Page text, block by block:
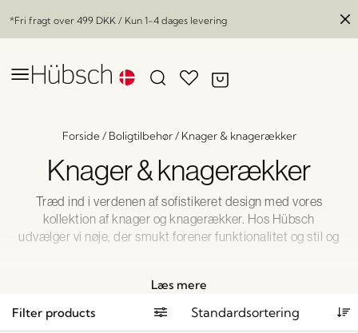
*Fri fragt over 499 DKK / Kun 1-4 dages levering
Forside/ Boligtilbehør/ Knager & knagerækker
Knager & knagerækker
Træd ind i verdenen af sofistikeret design med vores
kollektion af knager og knagerækker. Hos Hübsch
udvælger vi nøje, der smukt forener funktionalitet og stil og
knagerække udstråler moderne æstetik, enestående
håndværk og et strejf af unik charme. Højn din bolig med
vores unikke og omform din rumoplevelse med den
Læs mere
Filter products